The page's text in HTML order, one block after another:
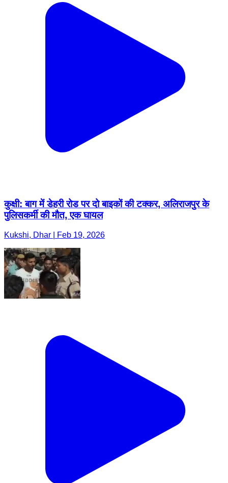
कुक्षी: बाग में डेहरी रोड पर दो बाइकों की टक्कर, अलिराजपुर के
पुलिसकर्मी की मौत, एक घायल
Kukshi, Dhar | Feb 19, 2026